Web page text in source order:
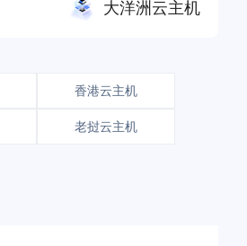
大洋洲云主机
香港云主机
老挝云主机